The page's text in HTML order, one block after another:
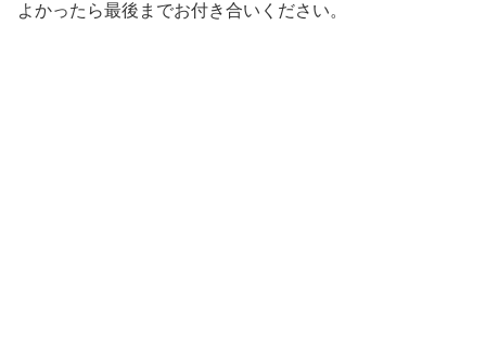
よかったら最後までお付き合いください。